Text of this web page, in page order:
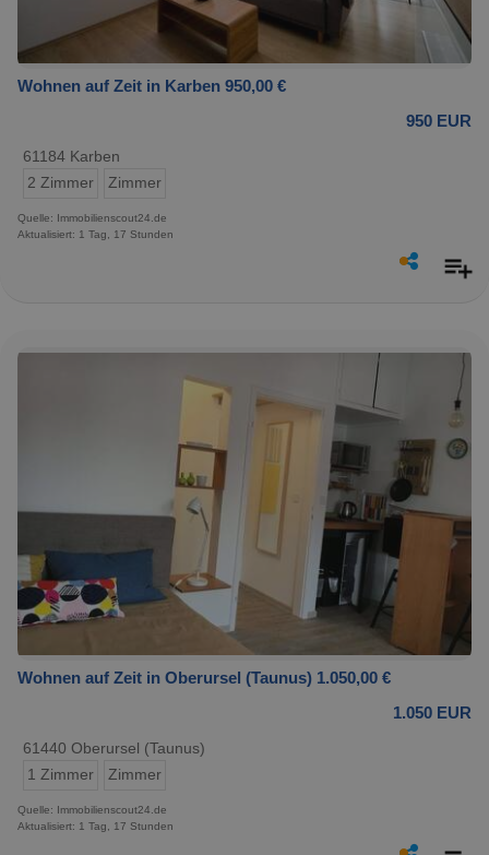
Wohnen auf Zeit in Karben 950,00 €
950 EUR
61184 Karben
2 Zimmer
Zimmer
Quelle: Immobilienscout24.de
Aktualisiert: 1 Tag, 17 Stunden
Wohnen auf Zeit in Oberursel (Taunus) 1.050,00 €
1.050 EUR
61440 Oberursel (Taunus)
1 Zimmer
Zimmer
Quelle: Immobilienscout24.de
Aktualisiert: 1 Tag, 17 Stunden